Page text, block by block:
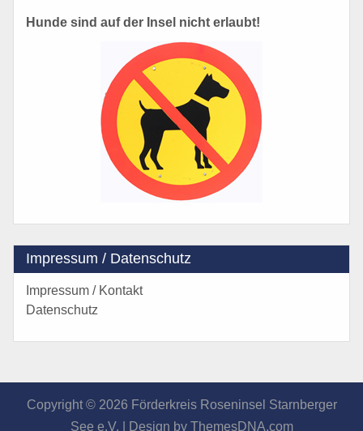
Hunde sind auf der Insel nicht erlaubt!
Impressum / Datenschutz
Impressum / Kontakt
Datenschutz
Copyright © 2026 Förderkreis Roseninsel Starnberger
See e.V. |
Design by ThemesDNA.com